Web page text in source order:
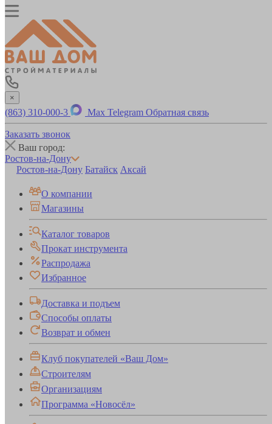
×
(863) 310-000-3 Max Telegram Обратная связь
Заказать звонок
Ваш город:
Ростов-на-Дону
Ростов-на-Дону Батайск Аксай
О компании
Магазины
Каталог товаров
Прокат инструмента
Распродажа
Избранное
Доставка и подъем
Способы оплаты
Возврат и обмен
Клуб покупателей «Ваш Дом»
Строителям
Организациям
Программа «Новосёл»